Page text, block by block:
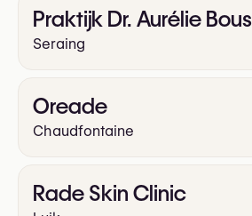
Praktijk Dr. Aurélie Bous
Seraing
Oreade
Chaudfontaine
Rade Skin Clinic